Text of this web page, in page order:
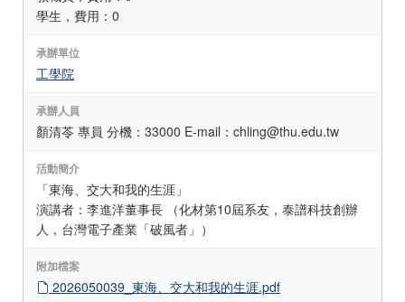
學生，費用：0
承辦單位
工學院
承辦人員
顏清苓 專員 分機：33000 E-mail：chling@thu.edu.tw
活動簡介
「東海、交大和我的生涯」
演講者：李進洋董事長 （化材第10屆系友，泰譜科技創辦
人，台灣電子產業「破風者」）
附加檔案
2026050039_東海、交大和我的生涯.pdf